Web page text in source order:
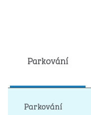
Parkování
Parkování